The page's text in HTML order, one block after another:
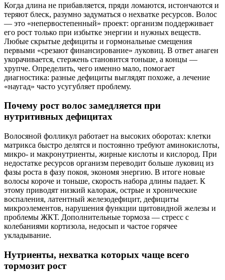
Когда длина не прибавляется, пряди ломаются, истончаются и
теряют блеск, разумно задуматься о нехватке ресурсов. Волос
— это «непервостепенный» проект: организм поддерживает
его рост только при избытке энергии и нужных веществ.
Любые скрытые дефициты и гормональные смещения
первыми «срезают финансирование» луковиц. В ответ анаген
укорачивается, стержень становится тоньше, а концы —
хрупче. Определить, чего именно мало, помогает
диагностика: разные дефициты выглядят похоже, а лечение
«наугад» часто усугубляет проблему.
Почему рост волос замедляется при
нутритивных дефицитах
Волосяной фолликул работает на высоких оборотах: клетки
матрикса быстро делятся и постоянно требуют аминокислоты,
микро- и макронутриенты, жирные кислоты и кислород. При
недостатке ресурсов организм переводит больше луковиц из
фазы роста в фазу покоя, экономя энергию. В итоге новые
волосы короче и тоньше, скорость набора длины падает. К
этому приводят низкий калораж, острые и хронические
воспаления, латентный железодефицит, дефициты
микроэлементов, нарушения функции щитовидной железы и
проблемы ЖКТ. Дополнительные тормоза — стресс с
колебаниями кортизола, недосып и частое горячее
укладывание.
Нутриенты, нехватка которых чаще всего
тормозит рост